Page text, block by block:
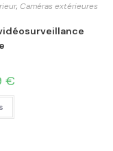
, Caméras extérieures
€